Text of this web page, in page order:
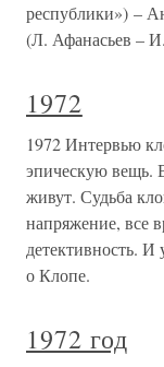
республики») –
(Л. Афанасьев –
1972
1972 Интервью
эпическую вещь.
живут. Судьба
напряжение, все
детективность. И
о Клопе.
1972 год